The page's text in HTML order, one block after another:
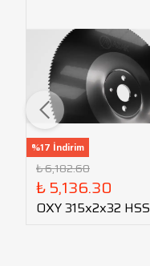
%17 İndirim
₺ 6,182.60
₺ 5,136.30
OXY 315x2x32 HSS